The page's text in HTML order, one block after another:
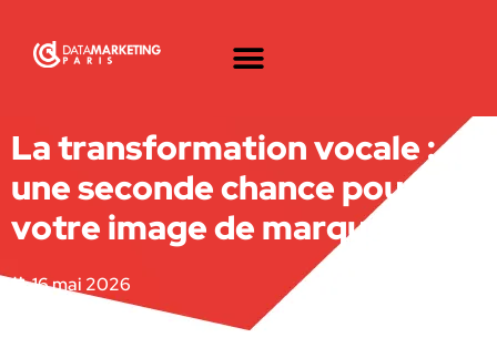
La transformation vocale :
une seconde chance pour
votre image de marque
16 mai 2026